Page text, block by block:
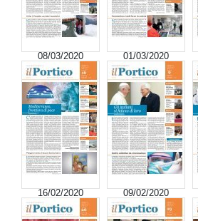
08/03/2020 01/03/2020
16/02/2020 09/02/2020